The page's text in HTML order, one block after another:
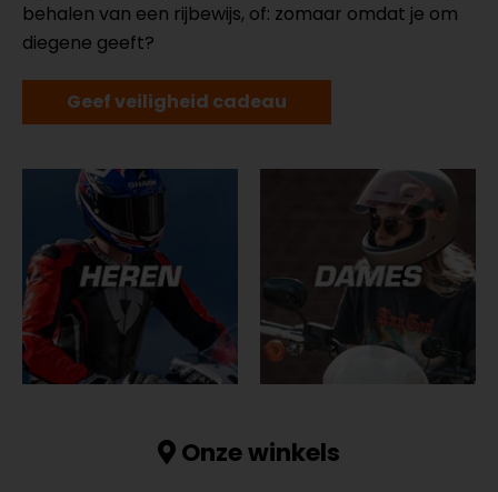
behalen van een rijbewijs, of: zomaar omdat je om
diegene geeft?
Geef veiligheid cadeau
Onze winkels